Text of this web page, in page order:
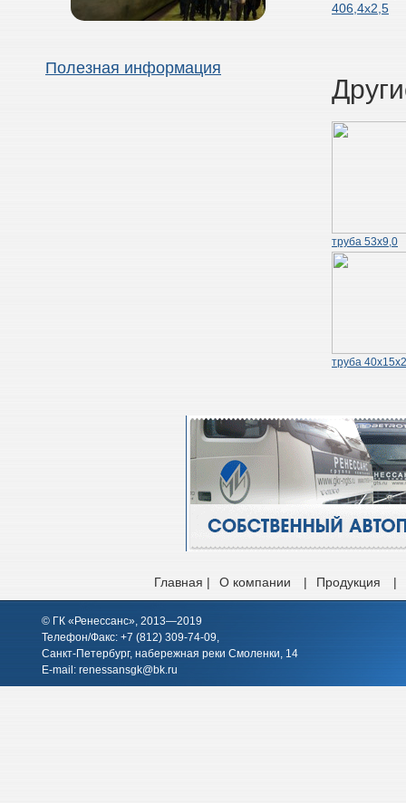
Полезная информация
406,4х2,5
труба 53х9,0
труба
Главная | О компании | Продукция |
© ГК «Ренессанс», 2013—2019
Телефон/Факс: +7 (812) 309-74-09,
Санкт-Петербург, набережная реки Смоленки, 14
E-mail: renessansgk@bk.ru